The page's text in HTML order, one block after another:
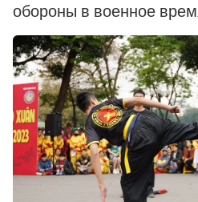
обороны в военное